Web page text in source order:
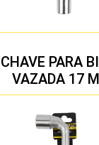
CHAVE PARA
VAZADA 17